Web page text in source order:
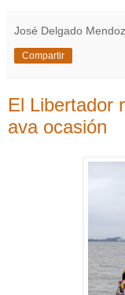
José Delgado
Compartir
El Libertador
ava ocasión